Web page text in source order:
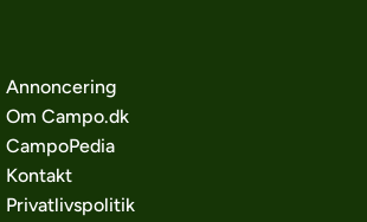
Annoncering
Om Campo.dk
CampoPedia
Kontakt
Privatlivspolitik